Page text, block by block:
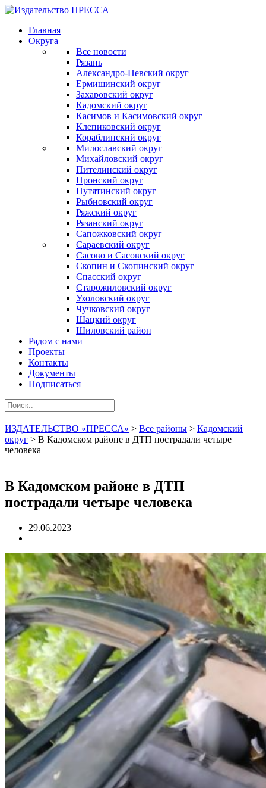
Главная
Округа
Все новости
Рязань
Александро-Невский округ
Ермишинский округ
Захаровский округ
Кадомский округ
Касимов и Касимовский округ
Клепиковский округ
Кораблинский округ
Милославский округ
Михайловский округ
Пителинский округ
Пронский округ
Путятинский округ
Рыбновский округ
Ряжский округ
Рязанский округ
Сапожковский округ
Сараевский округ
Сасово и Сасовский округ
Скопин и Скопинский округ
Спасский округ
Старожиловский округ
Ухоловский округ
Чучковский округ
Шацкий округ
Шиловский район
Рядом с нами
Проекты
Контакты
Документы
Подписаться
ИЗДАТЕЛЬСТВО «ПРЕССА» > Все районы > Кадомский
округ > В Кадомском районе в ДТП пострадали четыре
человека
В Кадомском районе в ДТП
пострадали четыре человека
29.06.2023